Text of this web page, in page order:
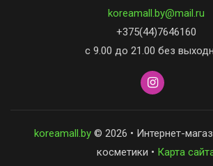
koreamall.by@mail.ru
+375(44)7646160
с 9.00 до 21.00 без
koreamall.by© 2026 • Интернет-
косметики • Карта